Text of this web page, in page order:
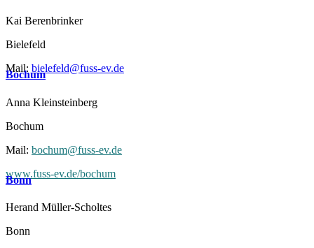
Kai Berenbrinker
Bielefeld
Mail: bielefeld@fuss-ev.de
Bochum
Anna Kleinsteinberg
Bochum
Mail: bochum@fuss-ev.de
www.fuss-ev.de/bochum
Bonn
Herand Müller-Scholtes
Bonn